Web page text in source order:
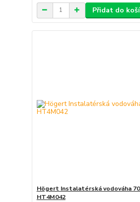
Přidat do
Högert Instalatérská vodováha
HT4M042